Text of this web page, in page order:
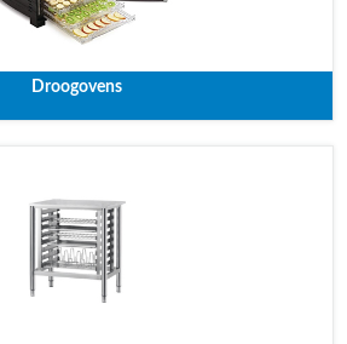
Droogovens